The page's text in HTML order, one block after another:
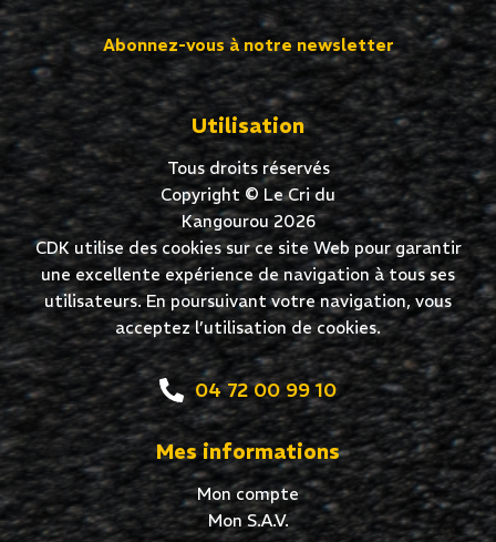
Abonnez-vous à notre newsletter
Utilisation
Tous droits réservés
Copyright © Le Cri du
Kangourou 2026
CDK utilise des cookies sur ce site Web pour garantir
une excellente expérience de navigation à tous ses
utilisateurs. En poursuivant votre navigation, vous
acceptez l’utilisation de cookies.
04 72 00 99 10
Mes informations
Mon compte
Mon S.A.V.